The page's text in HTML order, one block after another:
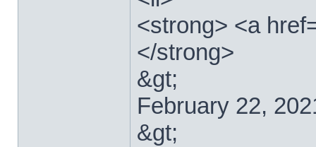
<strong> <a
</strong>
&gt;
February 22,
&gt;